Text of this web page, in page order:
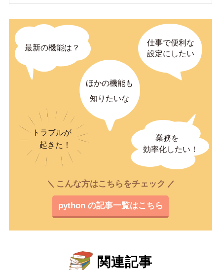
こんな方はこちらをチェック
python の記事一覧はこちら
関連記事